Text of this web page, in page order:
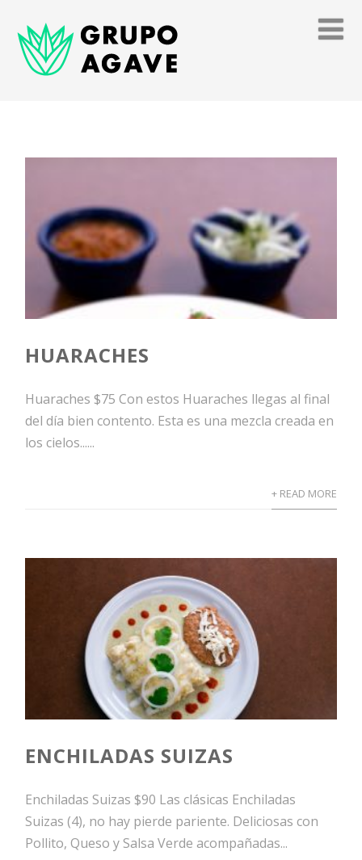
HUARACHES
Huaraches $75 Con estos Huaraches llegas al final
del día bien contento. Esta es una mezcla creada en
los cielos......
+ READ MORE
ENCHILADAS SUIZAS
Enchiladas Suizas $90 Las clásicas Enchiladas
Suizas (4), no hay pierde pariente. Deliciosas con
Pollito, Queso y Salsa Verde acompañadas...